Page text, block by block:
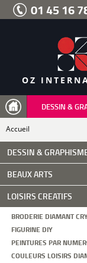
Aller
menu
recherche
01 45 16
OZ
DESSIN &
Accueil
DESSIN &
BEAUX ARTS
LOISIRS CREATIFS
BRODERIE DIAMANT
FIGURINE DIY
PEINTURES PAR
COULEURS LOISIRS